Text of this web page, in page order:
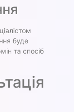
буде
та спосіб